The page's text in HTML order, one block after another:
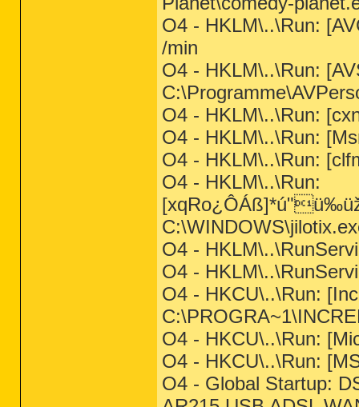
O4 - HKLM\..\Run:
/min
O4 - HKLM\..\Run:
O4 - HKLM\..\Run:
O4 - HKLM\..\Run:
O4 - HKLM\..\Run:
O4 - HKLM\..\Run:
O4 -
O4 -
O4 - HKCU\..\Run:
O4 - HKCU\..\Run:
O4 - HKCU\..\Run:
O4 - Global Startup: